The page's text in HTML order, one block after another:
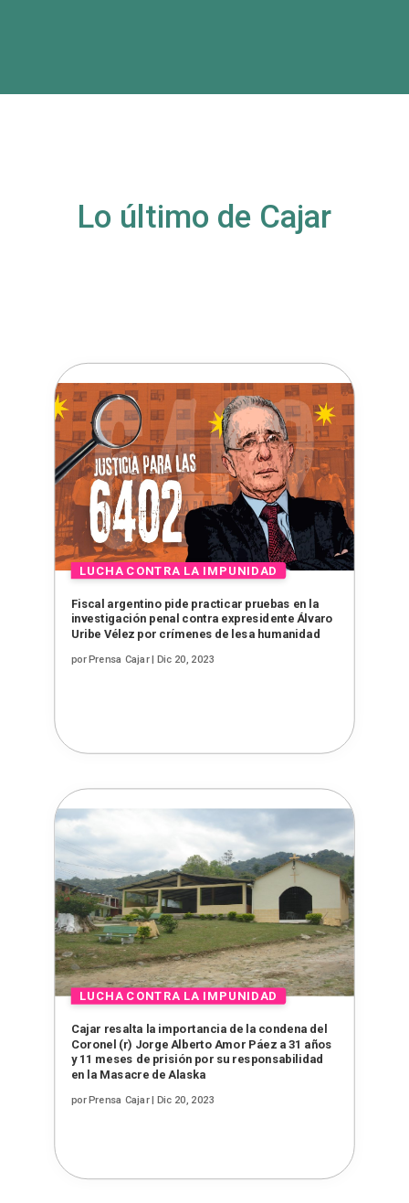
Lo último de Cajar
Fiscal argentino pide practicar pruebas en la
investigación penal contra expresidente Álvaro
Uribe Vélez por crímenes de lesa humanidad
porPrensa Cajar| Dic 20, 2023
Cajar resalta la importancia de la condena del
Coronel (r) Jorge Alberto Amor Páez a 31 años
y 11 meses de prisión por su responsabilidad
en la Masacre de Alaska
por Prensa Cajar| Dic 20, 2023